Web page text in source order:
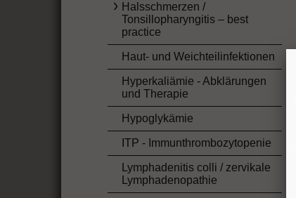
Halsschmerzen /
Tonsillopharyngitis – best
practice
Haut- und Weichteilinfektionen
Hyperkaliämie - Abklärungen
und Therapie
Hypoglykämie
ITP - Immunthrombozytopenie
Lymphadenitis colli / zervikale
Lymphadenopathie